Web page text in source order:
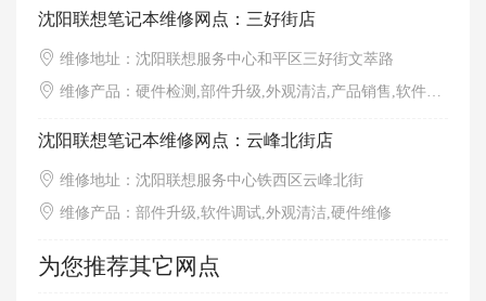
沈阳联想笔记本维修网点：三好街店
维修地址：沈阳联想服务中心和平区三好街文萃路
维修产品：硬件检测,部件升级,外观清洁,产品销售,软件调试,硬件维修,增值服务
沈阳联想笔记本维修网点：云峰北街店
维修地址：沈阳联想服务中心铁西区云峰北街
维修产品：部件升级,软件调试,外观清洁,硬件维修
为您推荐其它网点